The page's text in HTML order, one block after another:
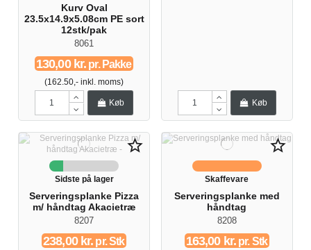
Kurv Oval
23.5x14.9x5.08cm PE sort
12stk/pak
8061
130,00 kr. pr. Pakke
(162.50,- inkl. moms)
Køb Køb
star_border
Sidste på lager
Serveringsplanke Pizza
m/ håndtag Akacietræ
8207
238,00 kr. pr. Stk
star_border
Skaffevare
Serveringsplanke med
håndtag
8208
163,00 kr. pr. Stk